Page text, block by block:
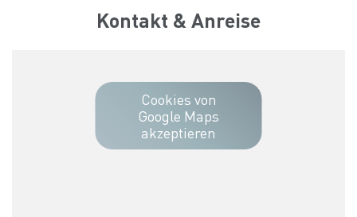
Kontakt & Anreise
Cookies von
Google Maps
akzeptieren